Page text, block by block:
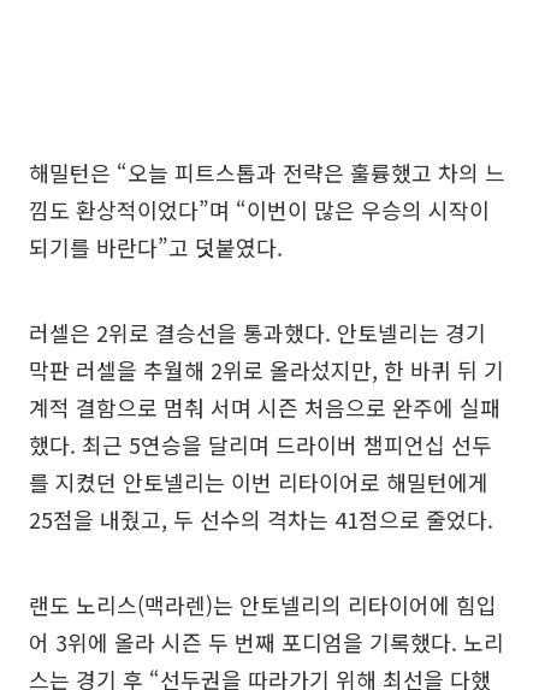
해밀턴은 “오늘 피트스톱과 전략은 훌륭했고 차의 느
낌도 환상적이었다”며 “이번이 많은 우승의 시작이
되기를 바란다”고 덧붙였다.
러셀은 2위로 결승선을 통과했다. 안토넬리는 경기
막판 러셀을 추월해 2위로 올라섰지만, 한 바퀴 뒤 기
계적 결함으로 멈춰 서며 시즌 처음으로 완주에 실패
했다. 최근 5연승을 달리며 드라이버 챔피언십 선두
를 지켰던 안토넬리는 이번 리타이어로 해밀턴에게
25점을 내줬고, 두 선수의 격차는 41점으로 줄었다.
랜도 노리스(맥라렌)는 안토넬리의 리타이어에 힘입
어 3위에 올라 시즌 두 번째 포디엄을 기록했다. 노리
스는 경기 후 “선두권을 따라가기 위해 최선을 다했